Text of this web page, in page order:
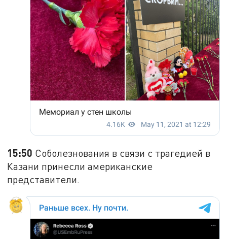
15:50 Соболезнования в связи с трагедией в
Казани принесли американские
представители.